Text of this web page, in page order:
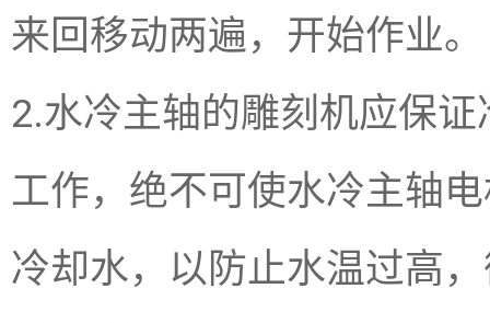
来回移动两遍，开始作业。
2.水冷主轴的雕刻机应保
工作，绝不可使水冷主轴
冷却水，以防止水温过高